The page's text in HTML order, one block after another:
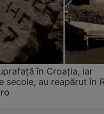
în Croația, iar
secole, au reapărut în